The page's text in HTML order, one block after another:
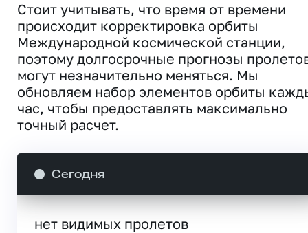
Стоит учитывать, что время от времени
происходит корректировка орбиты
Международной космической станции,
поэтому долгосрочные прогнозы
могут незначительно меняться. Мы
обновляем набор элементов орбиты
час, чтобы предоставлять максимально
точный расчет.
Сегодня
нет видимых пролетов